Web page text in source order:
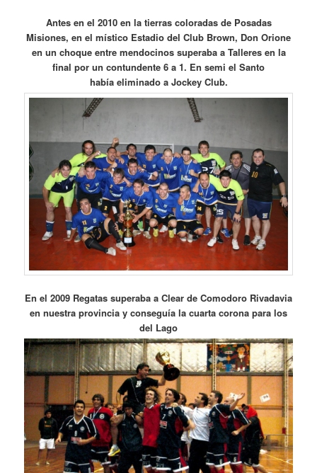
Antes en el 2010 en la tierras coloradas de Posadas
Misiones, en el místico Estadio del Club Brown, Don Orione
en un choque entre mendocinos superaba a Talleres en la
final por un contundente 6 a 1. En semi el Santo
había eliminado a Jockey Club.
En el 2009 Regatas superaba a Clear de Comodoro Rivadavia
en nuestra provincia y conseguía la cuarta corona para los
del Lago